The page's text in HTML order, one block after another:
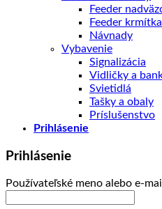
Feeder
Feeder krmítka
Návnady
Vybavenie
Signalizácia
Vidličky a
Svietidlá
Tašky a obaly
Príslušenstvo
Prihlásenie
Prihlásenie
Používateľské meno alebo e-